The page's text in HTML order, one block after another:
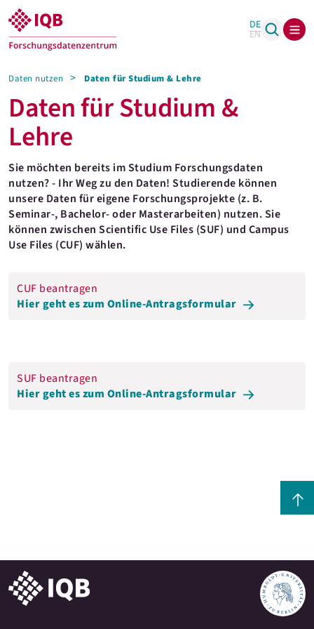
DE
EN
Daten nutzen Daten für Studium & Lehre
Daten für Studium &
Lehre
Sie möchten bereits im Studium Forschungsdaten
nutzen? - Ihr Weg zu den Daten! Studierende können
unsere Daten für eigene Forschungsprojekte (z. B.
Seminar-, Bachelor- oder Masterarbeiten) nutzen. Sie
können zwischen Scientific Use Files (SUF) und Campus
Use Files (CUF) wählen.
CUF beantragen
Hier geht es zum Online-Antragsformular
SUF beantragen
Hier geht es zum Online-Antragsformular